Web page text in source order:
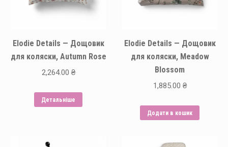
Elodie Details — Дощовик
для коляски, Autumn Rose
2,264.00 ₴
Детальніше
Elodie Details — Дощовик
для коляски, Meadow
Blossom
1,885.00 ₴
Додати в кошик